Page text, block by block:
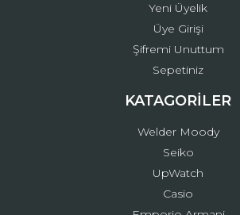
Yeni Üyelik
Üye Girişi
Şifremi Unuttum
Sepetiniz
KATAGORİLER
Welder Moody
Seiko
UpWatch
Casio